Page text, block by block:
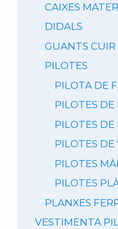
CAIXES
DIDALS
GUANTS CUIR
PILOTES
PILOTA DE
PILOTES
PILOTES
PILOTES DE
PILOTES
PILOTES
PLANXES
VESTIMENTA